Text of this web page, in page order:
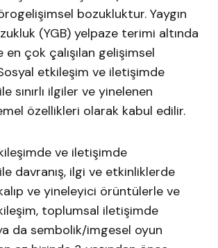
bozukluktur. Yaygın
(YGB) yelpaze terimi altında
en çok çalışılan gelişimsel
etkileşim ve iletişimde
sınırlı ilgiler ve yinelenen
özellikleri olarak kabul edilir.
ve iletişimde
davranış, ilgi ve etkinliklerde
ve yineleyici örüntülerle ve
toplumsal iletişimde
da sembolik/imgesel oyun